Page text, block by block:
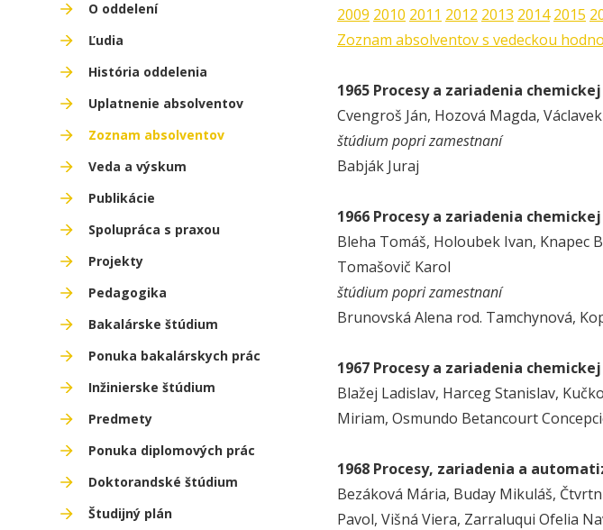
O oddelení
Ľudia
História oddelenia
Uplatnenie absolventov
Zoznam absolventov
Veda a výskum
Publikácie
Spolupráca s praxou
Projekty
Pedagogika
Bakalárske štúdium
Ponuka bakalárskych prác
Inžinierske štúdium
Predmety
Ponuka diplomových prác
Doktorandské štúdium
Študijný plán
2009 2010 2011 2012 2013 2014 2015
Zoznam absolventov s vedeckou
1965 Procesy a zariadenia
Cvengroš Ján, Hozová Magda,
štúdium popri zamestnaní
Babják Juraj
1966 Procesy a zariadenia
Bleha Tomáš, Holoubek Ivan, Knapec
Tomašovič Karol
štúdium popri zamestnaní
Brunovská Alena rod. Tamchynová,
1967 Procesy a zariadenia
Blažej Ladislav, Harceg Stanislav,
Miriam, Osmundo Betancourt
1968 Procesy, zariadenia a
Bezáková Mária, Buday Mikuláš,
Pavol, Višná Viera, Zarraluqui Ofelia